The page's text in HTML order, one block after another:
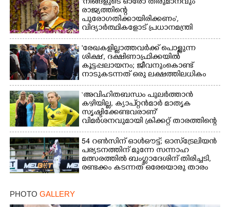
'നിങ്ങളുടെ ഓരോ തീരുമാനവും
രാജ്യത്തിന്റെ
പുരോഗതിക്കായിരിക്കണം',​
വിദ്യാർത്ഥികളോട് പ്രധാനമന്ത്രി
'രേഖകളില്ലാത്തവർക്ക് പൊള്ളുന്ന
ശിക്ഷ', ദക്ഷിണാഫ്രിക്കയിൽ
കൂട്ടപ്പലായനം; ജീവനുംകൊണ്ട്
നാടുകടന്നത് ഒരു ലക്ഷത്തിലധികം
പേർ
‘അവിഹിതബന്ധം പുലർത്താൻ
കഴിയില്ല,​ ക്യാപ്റ്റൻമാർ മാതൃക
സൃഷ്ടിക്കേണ്ടവരാണ്'
വിമർശനവുമായി ക്രിക്കറ്റ് താരത്തിന്റെ
ഭാര്യ
54 റൺസിന് ഓൾഔട്ട്; ഓസ്‌ട്രേലിയൻ
പര്യടനത്തിന് മുന്നേ സന്നാഹ
മത്സരത്തിൽ ബംഗ്ലാദേശിന് തിരിച്ചടി,
രണ്ടക്കം കടന്നത് ഒരേയൊരു താരം
PHOTO GALLERY